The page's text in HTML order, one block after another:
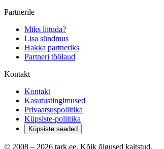
Partnerile
Miks liituda?
Lisa sündmus
Hakka partneriks
Partneri töölaud
Kontakt
Kontakt
Kasutustingimused
Privaatsuspoliitika
Küpsiste-poliitika
Küpsiste seaded
© 2008 – 2026 tark.ee. Kõik õigused kaitstud.